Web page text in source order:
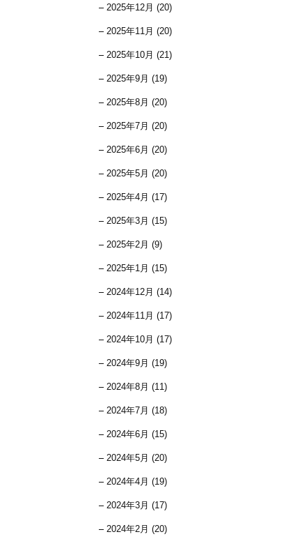
2025年12月 (20)
2025年11月 (20)
2025年10月 (21)
2025年9月 (19)
2025年8月 (20)
2025年7月 (20)
2025年6月 (20)
2025年5月 (20)
2025年4月 (17)
2025年3月 (15)
2025年2月 (9)
2025年1月 (15)
2024年12月 (14)
2024年11月 (17)
2024年10月 (17)
2024年9月 (19)
2024年8月 (11)
2024年7月 (18)
2024年6月 (15)
2024年5月 (20)
2024年4月 (19)
2024年3月 (17)
2024年2月 (20)